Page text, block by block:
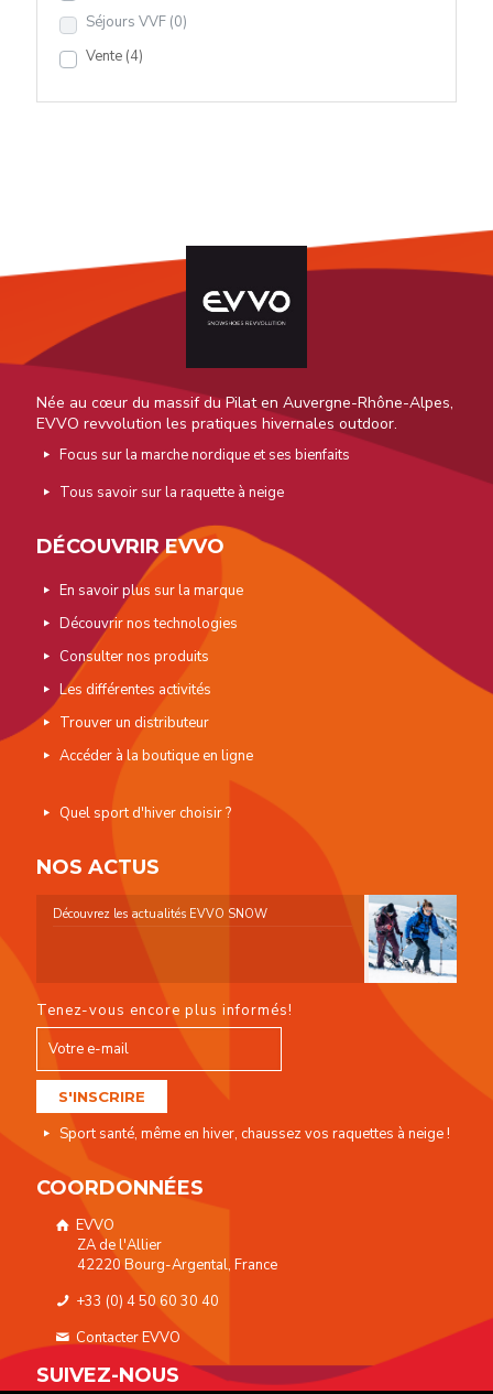
Séjours VVF (0)
Vente (4)
Née au cœur du massif du Pilat en Auvergne-Rhône-Alpes,
EVVO revvolution les pratiques hivernales outdoor.
Focus sur la marche nordique et ses bienfaits
Tous savoir sur la raquette à neige
DÉCOUVRIR EVVO
En savoir plus sur la marque
Découvrir nos technologies
Consulter nos produits
Les différentes activités
Trouver un distributeur
Accéder à la boutique en ligne
Quel sport d'hiver choisir ?
NOS ACTUS
Découvrez les actualités EVVO SNOW
Tenez-vous encore plus informés!
Sport santé, même en hiver, chaussez vos raquettes à neige !
COORDONNÉES
EVVO
ZA de l'Allier
42220 Bourg-Argental, France
+33 (0) 4 50 60 30 40
Contacter EVVO
SUIVEZ-NOUS